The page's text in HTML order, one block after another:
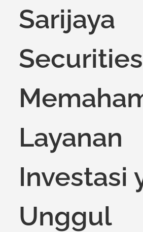
Sarijaya
Layanan
Investasi
Unggul